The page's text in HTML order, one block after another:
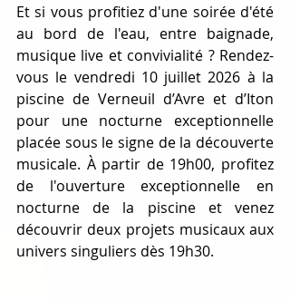
Et si vous profitiez d'une soirée d'été
au bord de l'eau, entre baignade,
musique live et convivialité ? Rendez-
vous le vendredi 10 juillet 2026 à la
piscine de Verneuil d’Avre et d’Iton
pour une nocturne exceptionnelle
placée sous le signe de la découverte
musicale. À partir de 19h00, profitez
de l'ouverture exceptionnelle en
nocturne de la piscine et venez
découvrir deux projets musicaux aux
univers singuliers dès 19h30.